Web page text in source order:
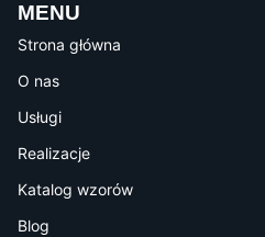
MENU
Strona główna
O nas
Usługi
Realizacje
Katalog wzorów
Blog